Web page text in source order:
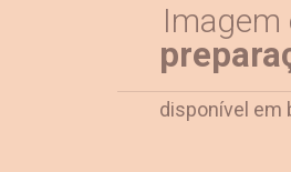
Imagem
disponível em